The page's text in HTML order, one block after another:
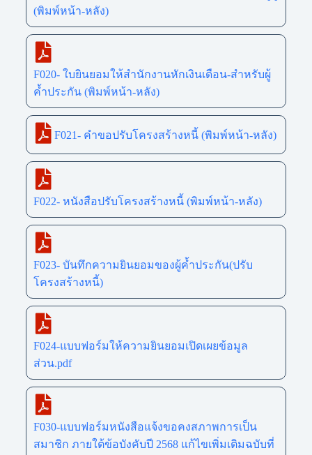
(พิมพ์หน้า-หลัง)
F020- ใบยินยอมให้สำนักงานหักเงินเดือน-สำหรับผู้
ค้ำประกัน (พิมพ์หน้า-หลัง)
F021- คำขอปรับโครงสร้างหนี้ (พิมพ์หน้า-หลัง)
F022- หนังสือปรับโครงสร้างหนี้ (พิมพ์หน้า-หลัง)
F023- บันทึกความยินยอมของผู้ค้ำประกัน(ปรับ
โครงสร้างหนี้)
F024-แบบฟอร์มให้ความยินยอมเปิดเผยข้อมูล
ส่วน.pdf
F030-แบบฟอร์มหนังสือแจ้งขอคงสภาพการเป็น
สมาชิก ภายใต้ข้อบังคับปี 2568 แก้ไขเพิ่มเติมฉบับที่